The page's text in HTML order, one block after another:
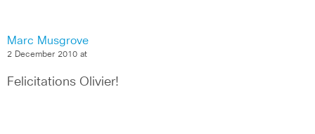
Marc Musgrove
2 December 2010 at
Felicitations Olivier!